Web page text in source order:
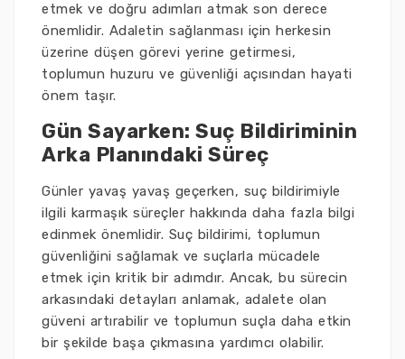
etmek ve doğru adımları atmak son derece
önemlidir. Adaletin sağlanması için herkesin
üzerine düşen görevi yerine getirmesi,
toplumun huzuru ve güvenliği açısından hayati
önem taşır.
Gün Sayarken: Suç Bildiriminin
Arka Planındaki Süreç
Günler yavaş yavaş geçerken, suç bildirimiyle
ilgili karmaşık süreçler hakkında daha fazla bilgi
edinmek önemlidir. Suç bildirimi, toplumun
güvenliğini sağlamak ve suçlarla mücadele
etmek için kritik bir adımdır. Ancak, bu sürecin
arkasındaki detayları anlamak, adalete olan
güveni artırabilir ve toplumun suçla daha etkin
bir şekilde başa çıkmasına yardımcı olabilir.